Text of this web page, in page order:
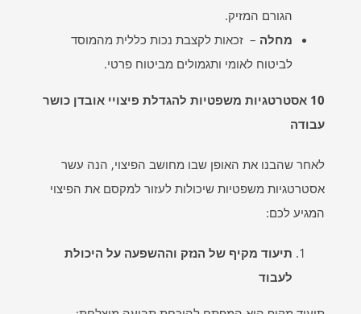
הגורם המזיק.
מחלה – זכאות לקצבת נכות כללית מהמוסד
לביטוח לאומי ותגמולים מביטוח פרטי.
10 אסטרטגיות משפטיות להגדלת פיצויי אובדן כושר
עבודה
לאחר שהבנו את האופן שבו מחושב הפיצוי, הנה עשר
אסטרטגיות משפטיות שיכולות לעזור למקסם את הפיצוי
המגיע לכם:
תיעוד מקיף של הנזק וההשפעה על היכולת
לעבוד